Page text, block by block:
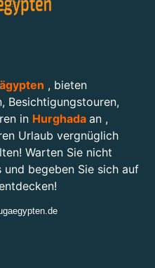
, bieten
Besichtigungstouren,
in Hurghada an ,
Urlaub vergnüglich
Warten Sie nicht
begeben Sie sich auf